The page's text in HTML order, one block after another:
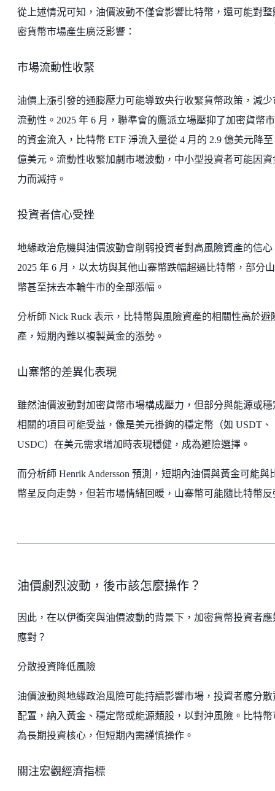
從上述情況可知，油價波動不僅會影響比特幣，還可能對整
密貨幣市場產生廣泛影響：
市場流動性收緊
油價上漲引發的通膨壓力可能導致央行收緊貨幣政策，減少
流動性。2025 年 6 月，聯準會的鷹派立場壓抑了加密貨幣
的資金流入，比特幣 ETF 淨流入量從 4 月的 2.9 億美元降至
億美元。流動性收緊加劇市場波動，中小型投資者可能因資
力而減持。
投資者信心受挫
地緣政治危機與油價波動會削弱投資者對高風險資產的信心
2025 年 6 月，以太坊與其他山寨幣跌幅超過比特幣，部分
幣甚至抹去本輪牛市的全部漲幅。
分析師 Nick Ruck 表示，比特幣與風險資產的相關性高於避
產，短期內難以複製黃金的漲勢。
山寨幣的差異化表現
雖然油價波動對加密貨幣市場構成壓力，但部分與能源或穩
相關的項目可能受益，像是美元掛鉤的穩定幣（如 USDT、
USDC）在美元需求增加時表現穩健，成為避險選擇。
而分析師 Henrik Andersson 預測，短期內油價與黃金可能與
幣呈反向走勢，但若市場情緒回暖，山寨幣可能隨比特幣反
油價劇烈波動，後市該怎麼操作？
因此，在以伊衝突與油價波動的背景下，加密貨幣投資者應
應對？
分散投資降低風險
油價波動與地緣政治風險可能持續影響市場，投資者應分散
配置，納入黃金、穩定幣或能源類股，以對沖風險。比特幣
為長期投資核心，但短期內需謹慎操作。
關注宏觀經濟指標